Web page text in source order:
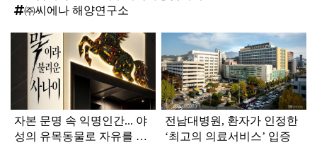
㈜씨에나 해양연구소
자본 문명 속 익명인간... 야
성의 유목동물로 자유를 그
전남대병원, 환자가 인정한
‘최고의 의료서비스’ 입증